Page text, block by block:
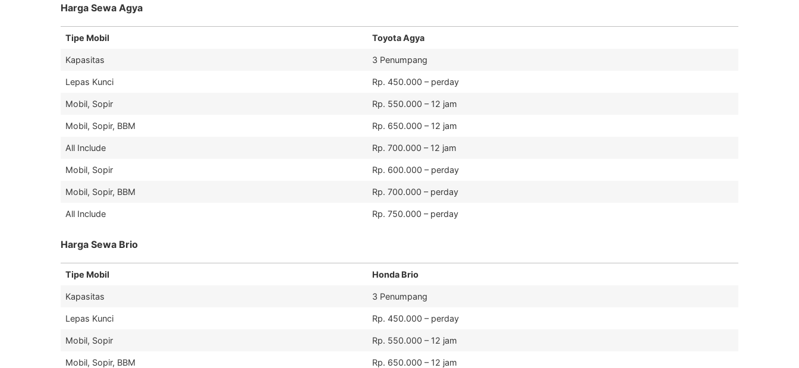
Harga Sewa Agya
Tipe Mobil Toyota Agya
Kapasitas 3 Penumpang
Lepas Kunci Rp. 450.000 – perday
Mobil, Sopir Rp. 550.000 – 12 jam
Mobil, Sopir, BBM Rp. 650.000 – 12 jam
All Include Rp. 700.000 – 12 jam
Mobil, Sopir Rp. 600.000 – perday
Mobil, Sopir, BBM Rp. 700.000 – perday
All Include Rp. 750.000 – perday
Harga Sewa Brio
Tipe Mobil Honda Brio
Kapasitas 3 Penumpang
Lepas Kunci Rp. 450.000 – perday
Mobil, Sopir Rp. 550.000 – 12 jam
Mobil, Sopir, BBM Rp. 650.000 – 12 jam